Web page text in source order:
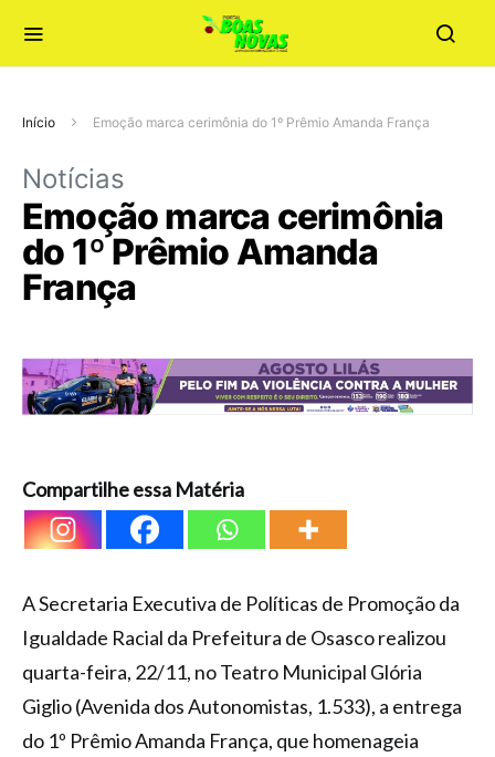
Início Emoção marca cerimônia do 1º Prêmio Amanda França
Notícias
Emoção marca cerimônia
do 1º Prêmio Amanda
França
Compartilhe essa Matéria
A Secretaria Executiva de Políticas de Promoção da
Igualdade Racial da Prefeitura de Osasco realizou
quarta-feira, 22/11, no Teatro Municipal Glória
Giglio (Avenida dos Autonomistas, 1.533), a entrega
do 1º Prêmio Amanda França, que homenageia